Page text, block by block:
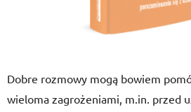
Dobre rozmowy mogą bowiem
wieloma zagrożeniami, m.in. przed